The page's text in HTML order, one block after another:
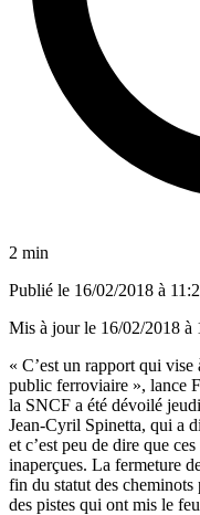
2 min
Publié le 16/02/2018 à
Mis à jour le 16/02/2018 à
« C’est un rapport qui
public ferroviaire », lance
la SNCF a été dévoilé
Jean-Cyril Spinetta, qui a
et c’est peu de dire que
inaperçues. La fermeture
fin du statut des
des pistes qui ont mis le